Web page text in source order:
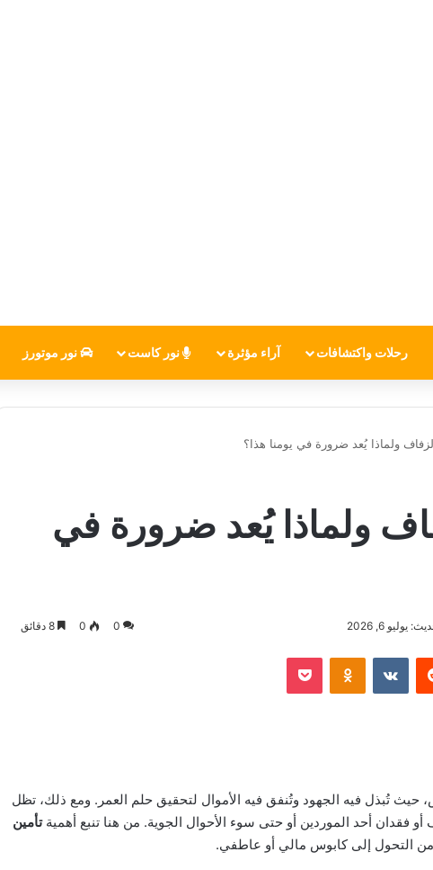
رحلات واكتشافات آراء مؤثرة نور كاست نور موتورز
ولماذا يُعد ضرورة في يومنا هذا؟
ولماذا يُعد ضرورة في
يوليو 6, 2026 0
0
تُبذل فيه الجهود وتُنفق فيه الأموال لتحقيق حلم العمر. ومع ذلك، تظل
أو فقدان أحد الموردين أو حتى سوء الأحوال الجوية. من هنا تنبع أهميةتأمين
التحول إلى كابوس مالي أو عاطفي.